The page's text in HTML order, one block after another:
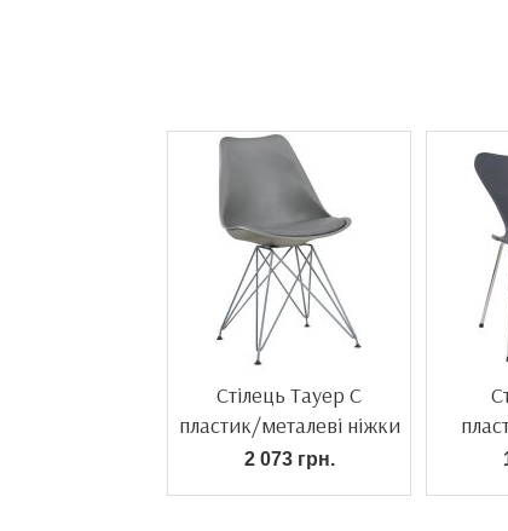
Стілець Тауер С
пластик/металеві ніжки
2 073 грн.